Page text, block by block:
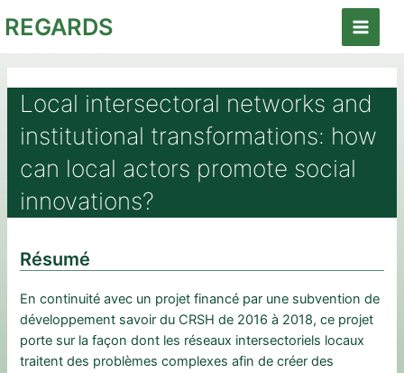
auREGARDS
Main
Local intersectoral networks and
institutional transformations: how
can local actors promote social
innovations?
Résumé
En continuité avec un projet financé par une subvention de
développement savoir du CRSH de 2016 à 2018, ce projet
porte sur la façon dont les réseaux intersectoriels locaux
traitent des problèmes complexes afin de créer des